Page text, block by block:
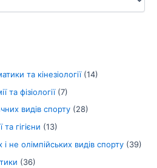
та кінезіології(14)
фізіології(7)
видів спорту (28)
гігієни (13)
не олімпійських видів спорту (39)
(36)